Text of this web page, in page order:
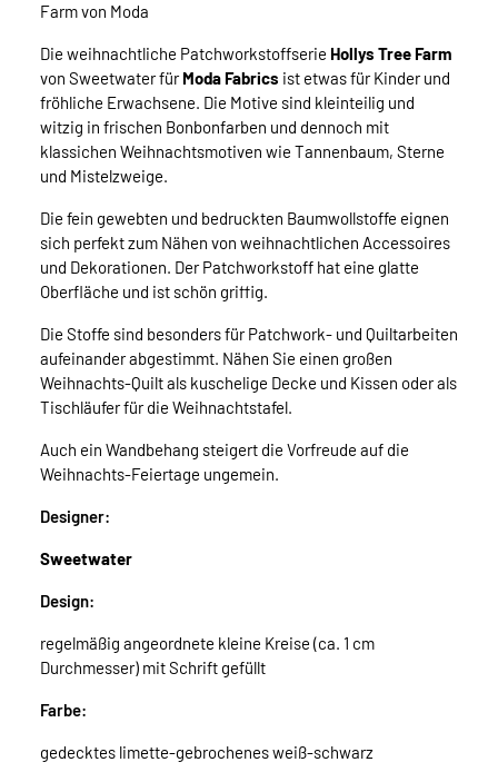
Farm von Moda
Die weihnachtliche Patchworkstoffserie Hollys Tree Farm
von Sweetwater fürModa Fabrics ist etwas für Kinder und
fröhliche Erwachsene. Die Motive sind kleinteilig und
witzig in frischen Bonbonfarben und dennoch mit
klassichen Weihnachtsmotiven wie Tannenbaum, Sterne
und Mistelzweige.
Die fein gewebten und bedruckten Baumwollstoffe eignen
sich perfekt zum Nähen von weihnachtlichen Accessoires
und Dekorationen. Der Patchworkstoff hat eine glatte
Oberfläche und ist schön griffig.
Die Stoffe sind besonders für Patchwork- und Quiltarbeiten
aufeinander abgestimmt. Nähen Sie einen großen
Weihnachts-Quilt als kuschelige Decke und Kissen oder als
Tischläufer für die Weihnachtstafel.
Auch ein Wandbehang steigert die Vorfreude auf die
Weihnachts-Feiertage ungemein.
Designer:
Sweetwater
Design:
regelmäßig angeordnete kleine Kreise (ca. 1 cm
Durchmesser) mit Schrift gefüllt
Farbe:
gedecktes limette-gebrochenes weiß-schwarz